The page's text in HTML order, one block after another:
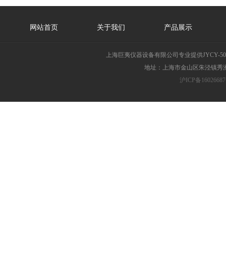
网站首页 关于我们 产品展示
上海巨夷仪器设备有限公司专业提供JYCY-
地址：上海市金山区朱泾镇秀
沪ICP备